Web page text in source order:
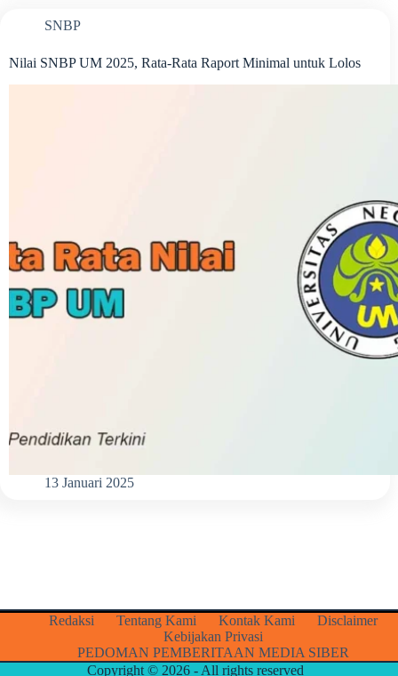
SNBP
Nilai SNBP UM 2025, Rata-Rata Raport Minimal untuk Lolos
13 Januari 2025
Redaksi Tentang Kami Kontak Kami
Disclaimer
Kebijakan Privasi
PEDOMAN PEMBERITAAN MEDIA SIBER
Copyright © 2026 - All rights reserved